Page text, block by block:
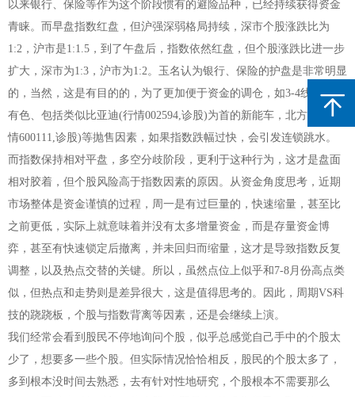
以来银行、保险等作为这个阶段惯有的避险品种，已经持续获得资金
青睐。而早盘指数红盘，但沪强深弱格局持续，深市个股涨跌比为
1:2，沪市是1:1.5，到了午盘后，指数依然红盘，但个股涨跌比进一步
扩大，深市为1:3，沪市为1:2。玉名认为银行、保险的护盘是非常明显
的，当然，这是有目的的，为了更加便于资金的调仓，如3-4线白酒、
有色、包括类似比亚迪(行情002594,诊股)为首的新能车，北方稀土(行
情600111,诊股)等抛售因素，如果指数跌幅过快，会引发连锁跳水。
而指数保持相对平盘，多空分歧阶段，更利于这种行为，这才是盘面
相对胶着，但个股风险高于指数因素的原因。从资金角度思考，近期
市场整体是资金谨慎的过程，周一是有过巨量的，快速缩量，甚至比
之前更低，实际上就意味着并没有太多增量资金，而是存量资金博
弈，甚至有快速锁定后撤离，并未回归而缩量，这才是导致指数反复
调整，以及热点交替的关键。所以，虽然点位上似乎和7-8月份高点类
似，但热点和走势则是差异很大，这是值得思考的。因此，周期VS科
技的跷跷板，个股与指数背离等因素，还是会继续上演。
我们经常会看到股民不停地询问个股，似乎总感觉自己手中的个股太
少了，想要多一些个股。但实际情况恰恰相反，股民的个股太多了，
多到根本没时间去熟悉，去有针对性地研究，个股根本不需要那么